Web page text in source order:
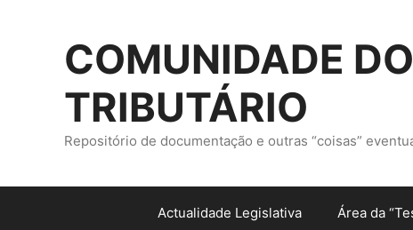
COMUNIDADE
TRIBUTÁRIO
Repositório de documentação e outras “coisas”
Actualidade Legislativa Área da